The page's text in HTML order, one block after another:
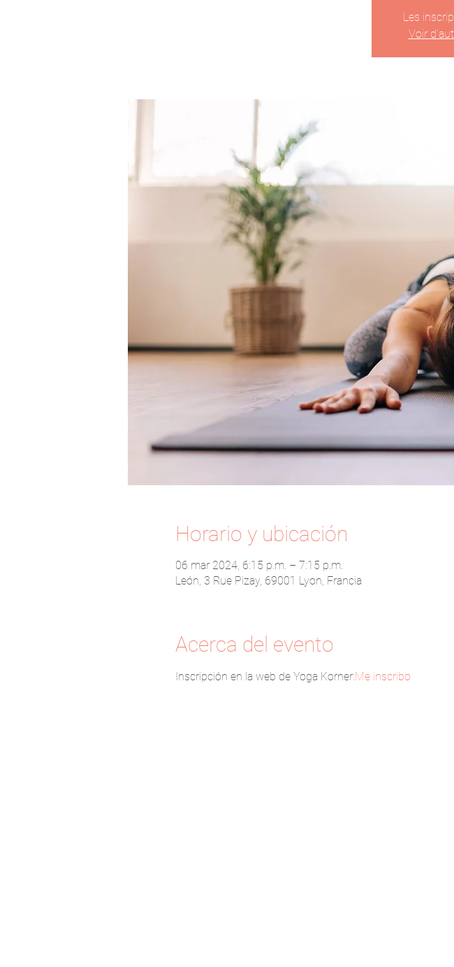
Les
Voir
Horario y ubicación
06 mar 2024, 6:15 p.m. – 7:15 p.m.
León, 3 Rue Pizay, 69001 Lyon, Francia
Acerca del evento
Inscripción en la web de Yoga Korner:Me inscribo